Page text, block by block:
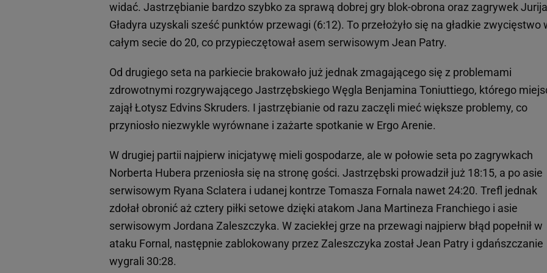
widać. Jastrzębianie bardzo szybko za sprawą dobrej gry blok-obrona oraz zagrywek Jurija
Gładyra uzyskali sześć punktów przewagi (6:12). To przełożyło się na gładkie zwycięstwo
całym secie do 20, co przypieczętował asem serwisowym Jean Patry.
Od drugiego seta na parkiecie brakowało już jednak zmagającego się z problemami
zdrowotnymi rozgrywającego Jastrzębskiego Węgla Benjamina Toniuttiego, którego
zajął Łotysz Edvins Skruders. I jastrzębianie od razu zaczęli mieć większe problemy, co
przyniosło niezwykle wyrównane i zażarte spotkanie w Ergo Arenie.
W drugiej partii najpierw inicjatywę mieli gospodarze, ale w połowie seta po zagrywkach
Norberta Hubera przeniosła się na stronę gości. Jastrzębski prowadził już 18:15, a po asie
serwisowym Ryana Sclatera i udanej kontrze Tomasza Fornala nawet 24:20. Trefl jednak
zdołał obronić aż cztery piłki setowe dzięki atakom Jana Martineza Franchiego i asie
serwisowym Jordana Zaleszczyka. W zaciekłej grze na przewagi najpierw błąd popełnił w
ataku Fornal, następnie zablokowany przez Zaleszczyka został Jean Patry i gdańszczanie
wygrali 30:28.